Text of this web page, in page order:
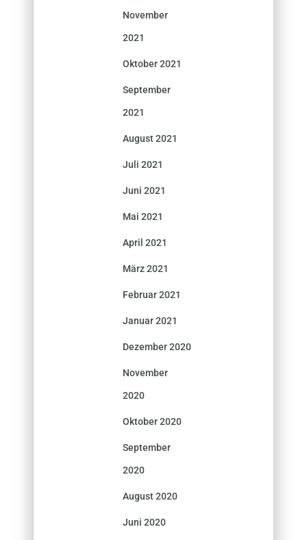
November
2021
Oktober 2021
September
2021
August 2021
Juli 2021
Juni 2021
Mai 2021
April 2021
März 2021
Februar 2021
Januar 2021
Dezember 2020
November
2020
Oktober 2020
September
2020
August 2020
Juni 2020